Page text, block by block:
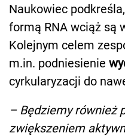
Naukowiec
formą RNA wciąż są
Kolejnym celem
m.in. podniesienie
cyrkularyzacji do
– Będziemy również
zwiększeniem